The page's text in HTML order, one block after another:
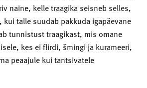
naine, kelle traagika seisneb selles,
kui talle suudab pakkuda igapäevane
tunnistust traagikast, mis omane
kes ei flirdi, šmingi ja kurameeri,
peaajule kui tantsivatele